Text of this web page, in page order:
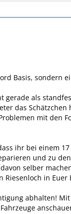
Basis, sondern
gerade als
das Schätzchen
mit den
ihr bei einem
und zu
selber
Riesenloch in Euer
abhalten!